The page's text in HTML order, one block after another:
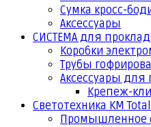
Сумка кросс-
Аксессуары
СИСТЕМА для
Коробки
Трубы
Аксессуары для
Крепеж-
Светотехника КМ
Промышленное